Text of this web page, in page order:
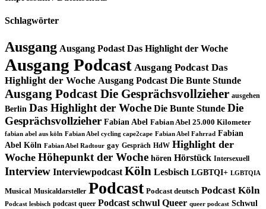
Schlagwörter
Ausgang Ausgang Podast Das Highlight der Woche
Ausgang Podcast Ausgang Podcast Das
Highlight der Woche Ausgang Podcast Die Bunte Stunde
Ausgang Podcast Die Gesprächsvollzieher ausgehen
Berlin Das Highlight der Woche Die Bunte Stunde Die
Gesprächsvollzieher Fabian Abel Fabian Abel 25.000 Kilometer
fabian abel aus köln Fabian Abel cycling cape2cape Fabian Abel Fahrrad Fabian
Abel Köln Fabian Abel Radtour gay Gespräch HdW Highlight der
Woche Höhepunkt der Woche hören Hörstück Intersexuell
Interview Interviewpodcast Köln Lesbisch LGBTQI+ LGBTQIA
Musical Musicaldarsteller Podcast Podcast deutsch Podcast Köln
Podcast lesbisch podcast queer Podcast schwul Queer queer podcast Schwul